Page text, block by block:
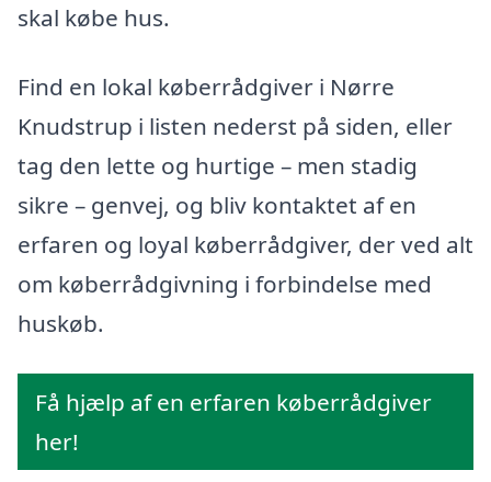
skal købe hus.
Find en lokal køberrådgiver i Nørre
Knudstrup i listen nederst på siden, eller
tag den lette og hurtige – men stadig
sikre – genvej, og bliv kontaktet af en
erfaren og loyal køberrådgiver, der ved alt
om køberrådgivning i forbindelse med
huskøb.
Få hjælp af en erfaren køberrådgiver
her!